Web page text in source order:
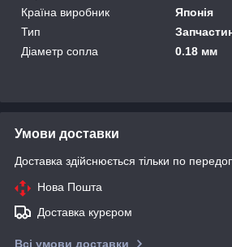
Країна виробник
Японія
Тип
Діаметр сопла
0.18 мм
Умови доставки
Доставка здійснюється тільки по
Нова Пошта
Доставка курєром
Всі умови доставки